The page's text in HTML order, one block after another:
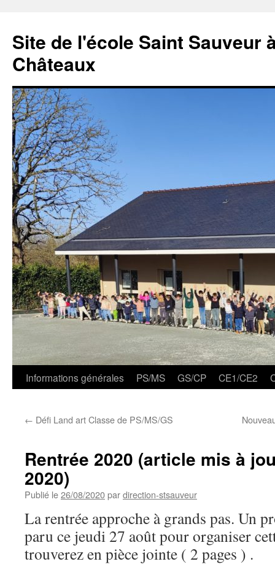
contenu
Site de l'école Saint Sauveur
Châteaux
Informations générales PS/MS GS/CP CE1/CE2
← Défi Land art Classe de PS/MS/GS
Rentrée 2020 (article mis à
2020)
Publié le26/08/2020pardirection-stsauveur
La rentrée approche à grands pas. Un
paru ce jeudi 27 août pour organiser
trouverez en pièce jointe ( 2 pages ) .